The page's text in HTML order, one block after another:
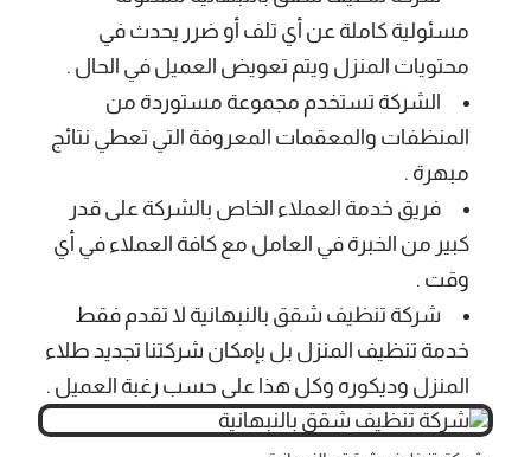
مسئولية كاملة عن أي تلف أو ضرر يحدث في
محتويات المنزل ويتم تعويض العميل في الحال .
الشركة تستخدم مجموعة مستوردة من
المنظفات والمعقمات المعروفة التي تعطي نتائج
مبهرة .
فريق خدمة العملاء الخاص بالشركة على قدر
كبير من الخبرة في العامل مع كافة العملاء في أي
وقت .
شركة تنظيف شقق بالنبهانية لا تقدم فقط
خدمة تنظيف المنزل بل بإمكان شركتنا تجديد طلاء
المنزل وديكوره وكل هذا على حسب رغبة العميل .